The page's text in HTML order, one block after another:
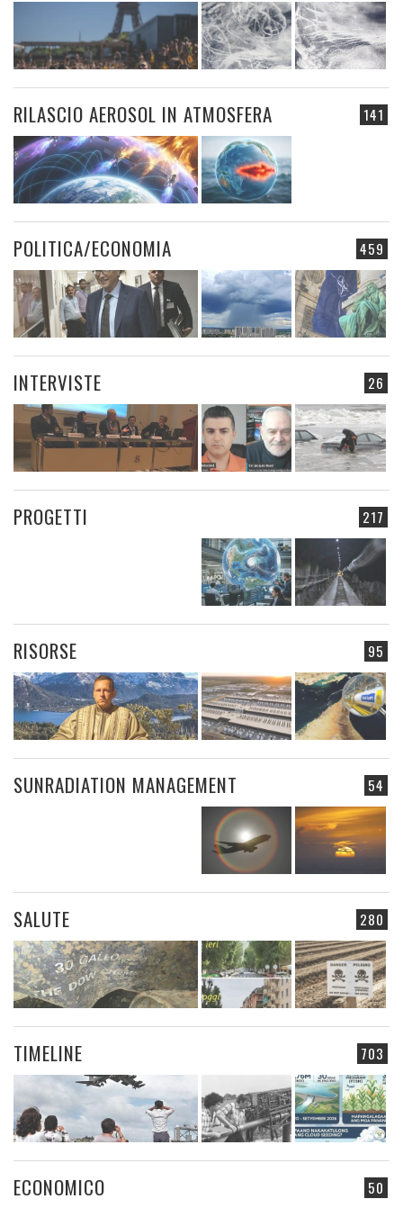
141
RILASCIO AEROSOL IN ATMOSFERA
459
POLITICA/ECONOMIA
26
INTERVISTE
217
PROGETTI
95
RISORSE
54
SUNRADIATION MANAGEMENT
280
SALUTE
703
TIMELINE
50
ECONOMICO